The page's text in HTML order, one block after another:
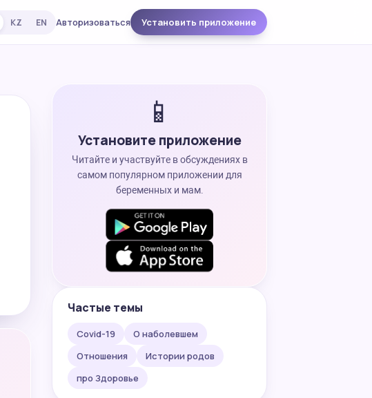
KZ EN Авторизоваться Установить приложение
📱
Установите приложение
Читайте и участвуйте в обсуждениях в
самом популярном приложении для
беременных и мам.
Частые темы
Covid-19
О наболевшем
Отношения
Истории родов
про Здоровье